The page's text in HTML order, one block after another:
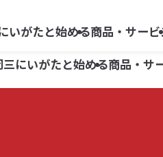
サービス
キ
ワ
ー
三にいがたと始める商品・サ
いがたと始める商品・サービ